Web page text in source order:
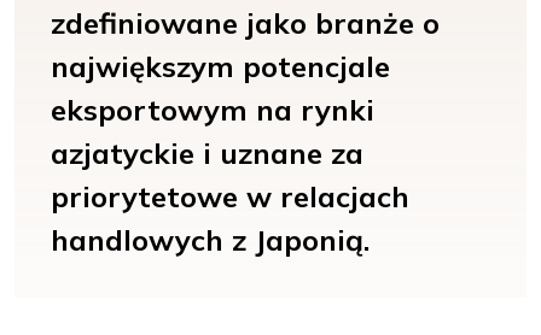
zdefiniowane jako branże o
największym potencjale
eksportowym na rynki
azjatyckie i uznane za
priorytetowe w relacjach
handlowych z Japonią.